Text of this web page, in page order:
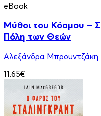
eBook
Μύθοι του Κόσμου –
Πόλη των Θεών
Αλεξάνδρα Μπρουντζάκη
11.65€